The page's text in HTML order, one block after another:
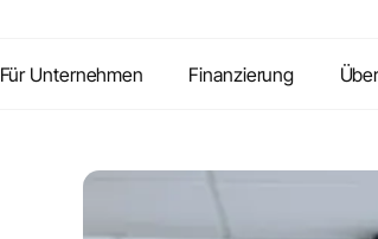
Für Unternehmen Finanzierung